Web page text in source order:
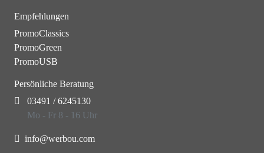
Empfehlungen
PromoClassics
PromoGreen
PromoUSB
Persönliche Beratung
03491 / 6245130
Mo - Fr 8 - 16 Uhr
info@werbou.com